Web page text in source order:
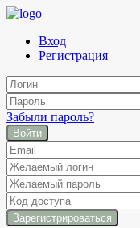
Вход
Регистрация
Забыли пароль?
Войти